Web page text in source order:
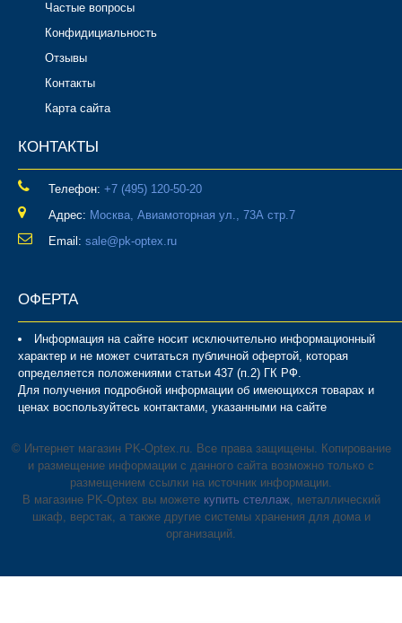
Частые вопросы
Конфидициальность
Отзывы
Контакты
Карта сайта
КОНТАКТЫ
Телефон: ‎+7 (495) 120-50-20
Адрес: Москва, Авиамоторная ул., 73А стр.7
Email: sale@pk-optex.ru
ОФЕРТА
Информация на сайте носит исключительно информационный
характер и не может считаться публичной офертой, которая
определяется положениями статьи 437 (п.2) ГК РФ.
Для получения подробной информации об имеющихся товарах и
ценах воспользуйтесь контактами, указанными на сайте
© Интернет магазин PK-Optex.ru. Все права защищены. Копирование
и размещение информации с данного сайта возможно только с
размещением ссылки на источник информации.
В магазине PK-Optex вы можете купить стеллаж, металлический
шкаф, верстак, а также другие системы хранения для дома и
организаций.